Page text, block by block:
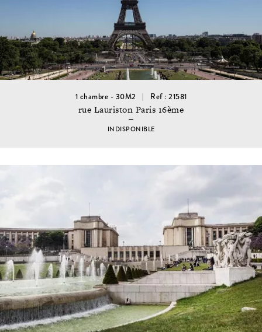
1 chambre - 30M2 Ref : 21581
rue Lauriston Paris 16ème
INDISPONIBLE